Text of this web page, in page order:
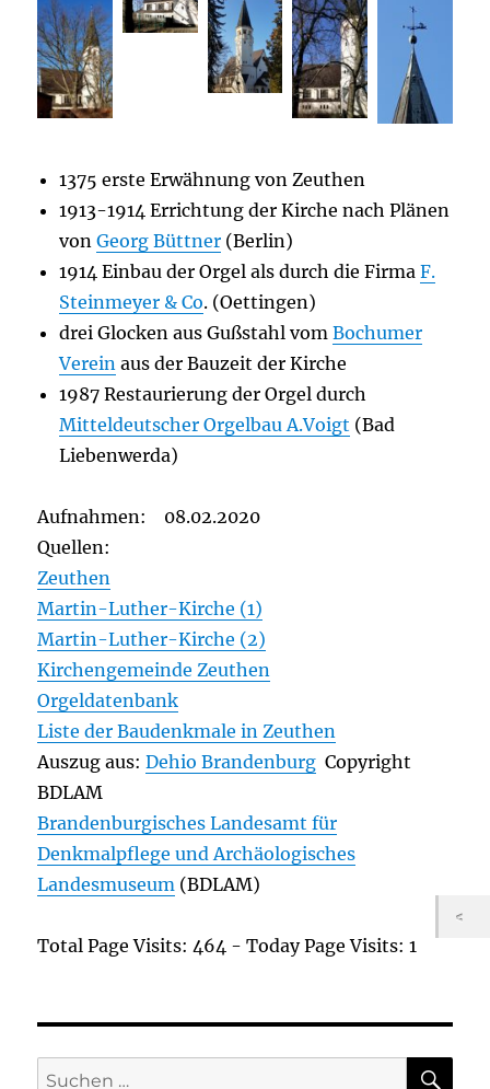
1375 erste Erwähnung von Zeuthen
1913-1914 Errichtung der Kirche nach Plänen
vonGeorg Büttner (Berlin)
1914 Einbau der Orgel als durch die FirmaF.
Steinmeyer & Co. (Oettingen)
drei Glocken aus Gußstahl vomBochumer
Verein aus der Bauzeit der Kirche
1987 Restaurierung der Orgel durch
Mitteldeutscher Orgelbau A.Voigt (Bad
Liebenwerda)
Aufnahmen: 08.02.2020
Quellen:
Zeuthen
Martin-Luther-Kirche (1)
Martin-Luther-Kirche (2)
Kirchengemeinde Zeuthen
Orgeldatenbank
Liste der Baudenkmale in Zeuthen
Auszug aus:Dehio Brandenburg Copyright
BDLAM
Brandenburgisches Landesamt für
Denkmalpflege und Archäologisches
Landesmuseum (BDLAM)
Total Page Visits: 464 - Today Page Visits: 1
Suchen